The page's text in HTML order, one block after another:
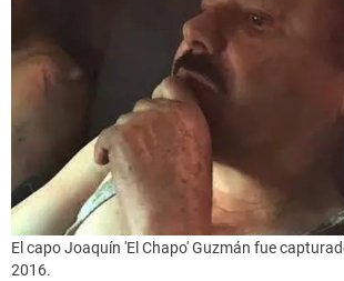
El capo Joaquín 'El Chapo' Guzmán fue
2016.